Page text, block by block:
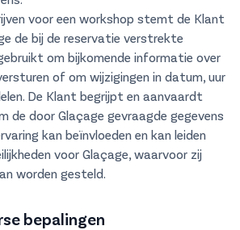
voor een workshop stemt de Klant
de bij de reservatie verstrekte
om bijkomende informatie over
of om wijzigingen in datum, uur
De Klant begrijpt en aanvaardt
de door Glaçage gevraagde gegevens
kan beïnvloeden en kan leiden
voor Glaçage, waarvoor zij
worden gesteld.
bepalingen